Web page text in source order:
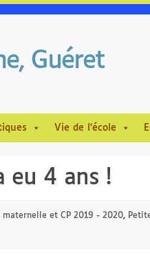
Guéret
Vie de l’école
eu 4 ans !
maternelle et CP 2019 - 2020,